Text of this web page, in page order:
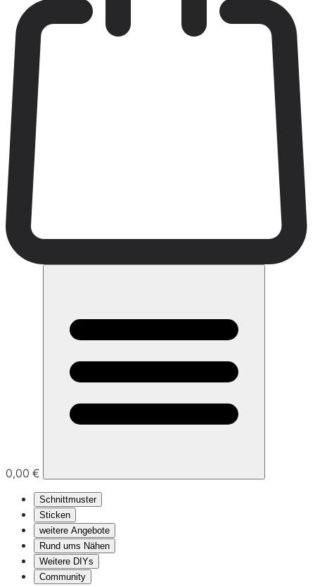
0,00 €
Schnittmuster
Sticken
weitere Angebote
Rund ums Nähen
Weitere DIYs
Community